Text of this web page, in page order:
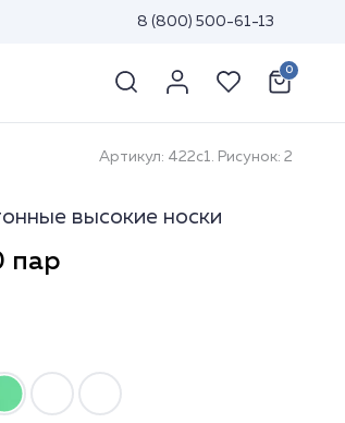
8 (800) 500-61-13
0
Артикул: 422с1. Рисунок: 2
высокие носки
пар